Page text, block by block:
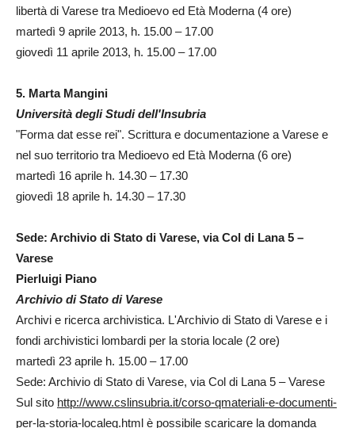
libertà di Varese tra Medioevo ed Età Moderna (4 ore)
martedì 9 aprile 2013, h. 15.00 – 17.00
giovedì 11 aprile 2013, h. 15.00 – 17.00
5. Marta Mangini
Università degli Studi dell'Insubria
"Forma dat esse rei". Scrittura e documentazione a Varese e
nel suo territorio tra Medioevo ed Età Moderna (6 ore)
martedì 16 aprile h. 14.30 – 17.30
giovedì 18 aprile h. 14.30 – 17.30
Sede: Archivio di Stato di Varese, via Col di Lana 5 –
Varese
Pierluigi Piano
Archivio di Stato di Varese
Archivi e ricerca archivistica. L'Archivio di Stato di Varese e i
fondi archivistici lombardi per la storia locale (2 ore)
martedì 23 aprile h. 15.00 – 17.00
Sede: Archivio di Stato di Varese, via Col di Lana 5 – Varese
Sul sito http://www.cslinsubria.it/corso-qmateriali-e-documenti-
per-la-storia-localeq.html è possibile scaricare la domanda